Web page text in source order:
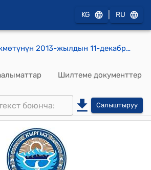
KG RU
КР Өкмөтүнүн 2013-жылдын 11-декабрындагы № 486-б (Талас облусунун Бакай-Ата районундагы Өзгөрүш айылынын коллектордук-дренаждык тарамдарып оңдоо-калыбына келтирүү жумуштары боюнча) буйругу
Шилтеме документтер
Салыштыруу